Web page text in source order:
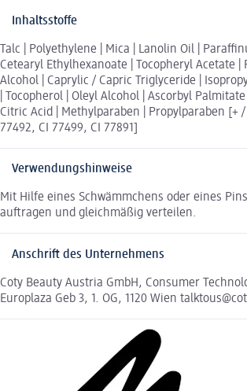
Inhaltsstoffe
Talc | Polyethylene | Mica | Lanolin Oil |
Cetearyl Ethylhexanoate | Tocopheryl Acetate |
Alcohol | Caprylic / Capric Triglyceride |
| Tocopherol | Oleyl Alcohol | Ascorbyl Palmitate
Citric Acid | Methylparaben | Propylparaben [+ /
77492, CI 77499, CI 77891]
Verwendungshinweise
Mit Hilfe eines Schwämmchens oder eines
auftragen und gleichmäßig verteilen.
Anschrift des Unternehmens
Coty Beauty Austria GmbH, Consumer
Europlaza Geb 3, 1. OG, 1120 Wien